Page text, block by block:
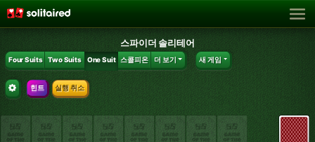
스파이더 솔리테어
Four Suits Two Suits One Suit 스콜피온 더 보기 새 게임
힌트 실행 취소